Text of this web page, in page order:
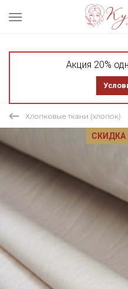
Акция 20%
Хлопковые ткани (хлопок)
СКИДКА